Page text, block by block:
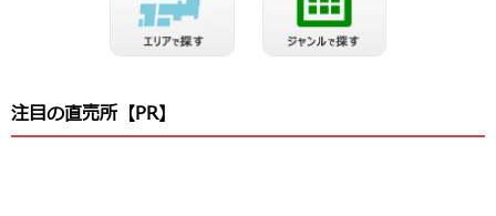
注目の直売所【PR】